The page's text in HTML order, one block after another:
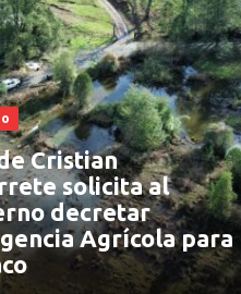
Cristian
solicita al
decretar
Agrícola para